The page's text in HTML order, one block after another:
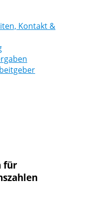
Kontakt &
für